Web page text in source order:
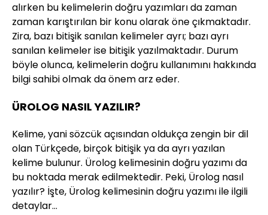
alırken bu kelimelerin doğru yazımları da zaman
zaman karıştırılan bir konu olarak öne çıkmaktadır.
Zira, bazı bitişik sanılan kelimeler ayrı; bazı ayrı
sanılan kelimeler ise bitişik yazılmaktadır. Durum
böyle olunca, kelimelerin doğru kullanımını hakkında
bilgi sahibi olmak da önem arz eder.
ÜROLOG NASIL YAZILIR?
Kelime, yani sözcük açısından oldukça zengin bir dil
olan Türkçede, birçok bitişik ya da ayrı yazılan
kelime bulunur. Ürolog kelimesinin doğru yazımı da
bu noktada merak edilmektedir. Peki, Ürolog nasıl
yazılır? İşte, Ürolog kelimesinin doğru yazımı ile ilgili
detaylar…